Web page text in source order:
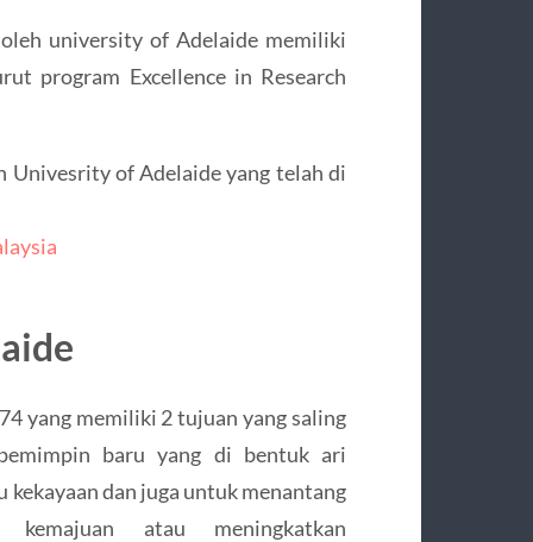
university of Adelaide memiliki
program Excellence in Research
Univesrity of Adelaide yang telah di
yang memiliki 2 tujuan yang saling
baru yang di bentuk ari
dan juga untuk menantang
atau meningkatkan